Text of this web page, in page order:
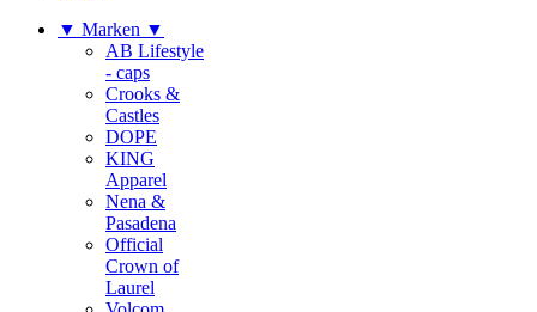
▼ Marken ▼
AB Lifestyle
- caps
Crooks &
Castles
DOPE
KING
Apparel
Nena &
Pasadena
Official
Crown of
Laurel